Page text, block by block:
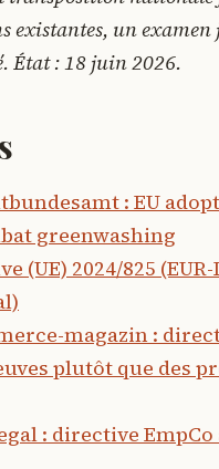
existantes, un
État : 18 juin 2026.
: EU
greenwashing
(UE) 2024/825
magazin :
plutôt que des
: directive